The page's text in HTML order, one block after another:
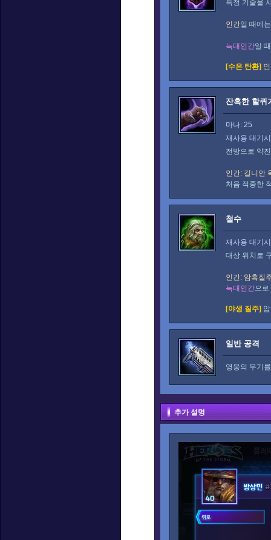
특정 기술을
인간일 때에
늑대인간일
[수은 탄환]
잔혹한 할퀴
마나: 25
재사용 대기
전방으로 약
인간: 길니안
처음 적중한
철수
재사용 대기
대상 위치로
인간: 암흑질
늑대인간으
[야생 질주]
일반 공격
영웅의 무기
추가 설명